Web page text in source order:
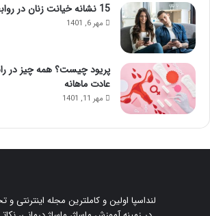
15 نشانه خیانت زنان در روابط عاشقانه و زناشویی
مهر 6, 1401
پریود چیست؟ همه چیز در
عادت ماهانه
مهر 11, 1401
لنداسپا اولین و کاملترین مجله اینترنتی